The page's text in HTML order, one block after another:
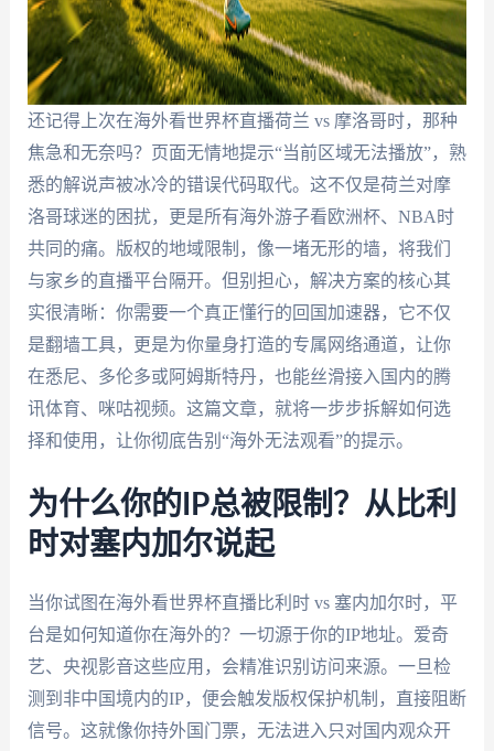
还记得上次在海外看世界杯直播荷兰 vs 摩洛哥时，那种
焦急和无奈吗？页面无情地提示“当前区域无法播放”，熟
悉的解说声被冰冷的错误代码取代。这不仅是荷兰对摩
洛哥球迷的困扰，更是所有海外游子看欧洲杯、NBA时
共同的痛。版权的地域限制，像一堵无形的墙，将我们
与家乡的直播平台隔开。但别担心，解决方案的核心其
实很清晰：你需要一个真正懂行的回国加速器，它不仅
是翻墙工具，更是为你量身打造的专属网络通道，让你
在悉尼、多伦多或阿姆斯特丹，也能丝滑接入国内的腾
讯体育、咪咕视频。这篇文章，就将一步步拆解如何选
择和使用，让你彻底告别“海外无法观看”的提示。
为什么你的IP总被限制？从比利
时对塞内加尔说起
当你试图在海外看世界杯直播比利时 vs 塞内加尔时，平
台是如何知道你在海外的？一切源于你的IP地址。爱奇
艺、央视影音这些应用，会精准识别访问来源。一旦检
测到非中国境内的IP，便会触发版权保护机制，直接阻断
信号。这就像你持外国门票，无法进入只对国内观众开